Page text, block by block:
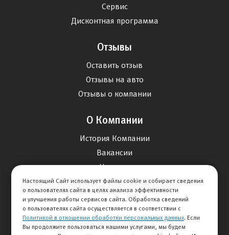
Сервис
Дисконтная программа
Отзывы
Оставить отзыв
Отзывы на авто
Отзывы о компании
О Компании
История Компании
Вакансии
Новости
Карта сайта
Контакты
Настоящий Сайт использует файлы cookie и собирает сведения
о пользователях сайта в целях анализа эффективности
и улучшения работы сервисов сайта. Обработка сведений
о пользователях сайта осуществляется в соответствии с
Политикой в отношении обработки персональных данных. Если
Вы продолжите пользоваться нашими услугами, мы будем